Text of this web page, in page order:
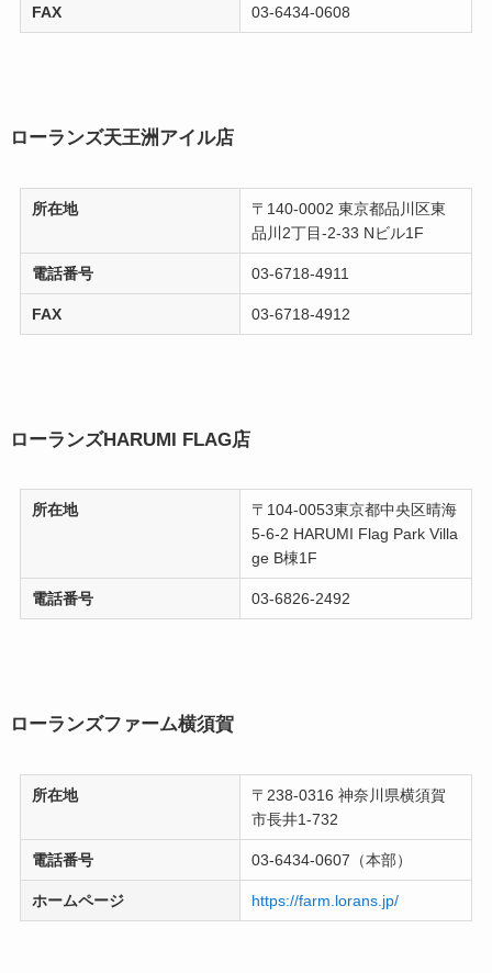
FAX 03-6434-0608
ローランズ天王洲アイル店
所在地
〒140-0002 東京都品川区東
品川2丁目-2-33 Nビル1F
電話番号 03-6718-4911
FAX 03-6718-4912
ローランズHARUMI FLAG店
所在地
〒104-0053東京都中央区晴海
5-6-2 HARUMI Flag Park Villa
ge B棟1F
電話番号 03-6826-2492
ローランズファーム横須賀
所在地
〒238-0316 神奈川県横須賀
市長井1-732
電話番号 03-6434-0607（本部）
ホームページ https://farm.lorans.jp/